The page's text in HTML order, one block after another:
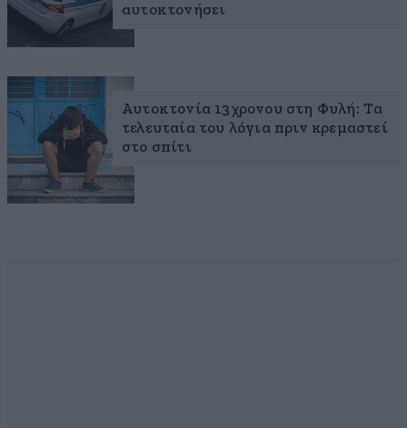
αυτοκτονήσει
Αυτοκτονία 13χρονου στη Φυλή: Τα
τελευταία του λόγια πριν κρεμαστεί
στο σπίτι